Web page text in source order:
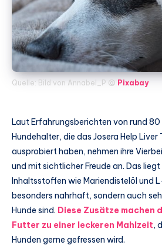
Quelle: Bild von Annabel_P @ Pixabay
Laut Erfahrungsberichten von rund
Hundehalter, die das Josera Help
ausprobiert haben, nehmen ihre
und mit sichtlicher Freude an. Das
Inhaltsstoffen wie Mariendistelöl und
besonders nahrhaft, sondern auch
Hunde sind. Diese Zusätze machen
Futter zu einer leckeren Mahlzeit,
Hunden gerne gefressen wird.